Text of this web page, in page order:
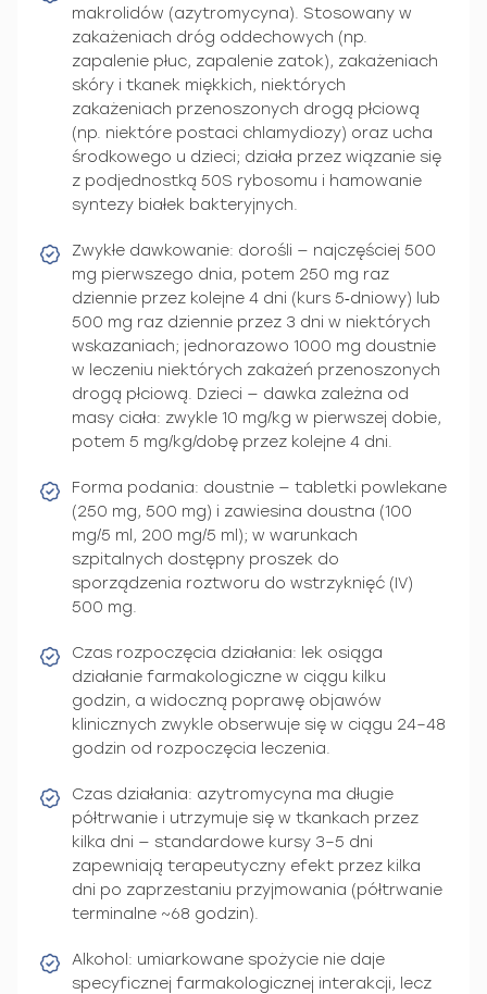
makrolidów (azytromycyna). Stosowany w
zakażeniach dróg oddechowych (np.
zapalenie płuc, zapalenie zatok), zakażeniach
skóry i tkanek miękkich, niektórych
zakażeniach przenoszonych drogą płciową
(np. niektóre postaci chlamydiozy) oraz ucha
środkowego u dzieci; działa przez wiązanie się
z podjednostką 50S rybosomu i hamowanie
syntezy białek bakteryjnych.
Zwykłe dawkowanie: dorośli — najczęściej 500
mg pierwszego dnia, potem 250 mg raz
dziennie przez kolejne 4 dni (kurs 5‑dniowy) lub
500 mg raz dziennie przez 3 dni w niektórych
wskazaniach; jednorazowo 1000 mg doustnie
w leczeniu niektórych zakażeń przenoszonych
drogą płciową. Dzieci — dawka zależna od
masy ciała: zwykle 10 mg/kg w pierwszej dobie,
potem 5 mg/kg/dobę przez kolejne 4 dni.
Forma podania: doustnie — tabletki powlekane
(250 mg, 500 mg) i zawiesina doustna (100
mg/5 ml, 200 mg/5 ml); w warunkach
szpitalnych dostępny proszek do
sporządzenia roztworu do wstrzyknięć (IV)
500 mg.
Czas rozpoczęcia działania: lek osiąga
działanie farmakologiczne w ciągu kilku
godzin, a widoczną poprawę objawów
klinicznych zwykle obserwuje się w ciągu 24–48
godzin od rozpoczęcia leczenia.
Czas działania: azytromycyna ma długie
półtrwanie i utrzymuje się w tkankach przez
kilka dni — standardowe kursy 3–5 dni
zapewniają terapeutyczny efekt przez kilka
dni po zaprzestaniu przyjmowania (półtrwanie
terminalne ~68 godzin).
Alkohol: umiarkowane spożycie nie daje
specyficznej farmakologicznej interakcji, lecz